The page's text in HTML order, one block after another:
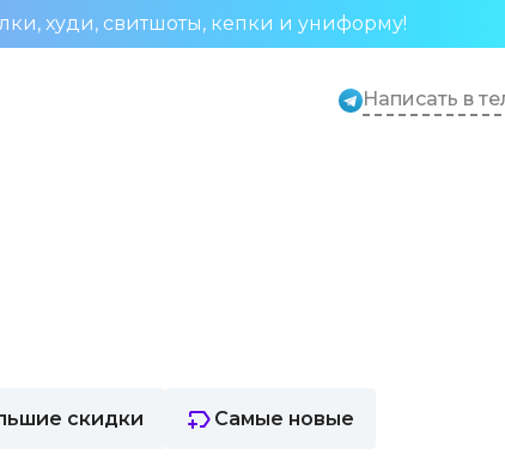
худи, свитшоты, кепки и униформу!
Написать в
скидки Самые новые